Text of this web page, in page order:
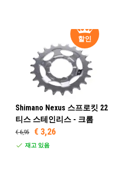
할인
Shimano Nexus 스프로킷 22
티스 스테인리스 - 크롬
€ 6,95 € 3,26
재고 있음